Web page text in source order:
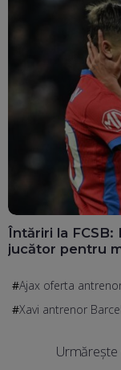
Întăriri la FCSB:
jucător pentru
Ajax oferta
Xavi antrenor